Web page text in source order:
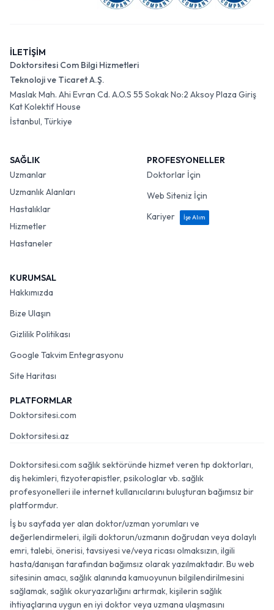
İLETİŞİM
Doktorsitesi Com Bilgi Hizmetleri
Teknoloji ve Ticaret A.Ş.
Maslak Mah. Ahi Evran Cd. A.O.S 55 Sokak No:2 Aksoy Plaza Giriş
Kat Kolektif House
İstanbul, Türkiye
SAĞLIK
Uzmanlar
Uzmanlık Alanları
Hastalıklar
Hizmetler
Hastaneler
PROFESYONELLER
Doktorlar İçin
Web Siteniz İçin
Kariyer
İşe Alım
KURUMSAL
Hakkımızda
Bize Ulaşın
Gizlilik Politikası
Google Takvim Entegrasyonu
Site Haritası
PLATFORMLAR
Doktorsitesi.com
Doktorsitesi.az
Doktorsitesi.com sağlık sektöründe hizmet veren tıp doktorları,
diş hekimleri, fizyoterapistler, psikologlar vb. sağlık
profesyonelleri ile internet kullanıcılarını buluşturan bağımsız bir
platformdur.
İş bu sayfada yer alan doktor/uzman yorumları ve
değerlendirmeleri, ilgili doktorun/uzmanın doğrudan veya dolaylı
emri, talebi, önerisi, tavsiyesi ve/veya ricası olmaksızın, ilgili
hasta/danışan tarafından bağımsız olarak yazılmaktadır. Bu web
sitesinin amacı, sağlık alanında kamuoyunun bilgilendirilmesini
sağlamak, sağlık okuryazarlığını artırmak, kişilerin sağlık
ihtiyaçlarına uygun en iyi doktor veya uzmana ulaşmasını